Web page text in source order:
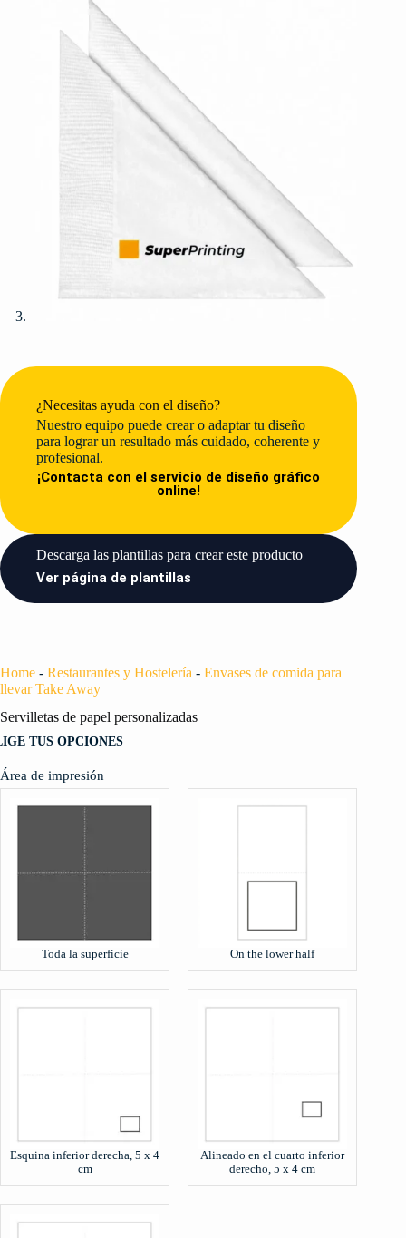
¿Necesitas ayuda con el diseño?
Nuestro equipo puede crear o adaptar tu diseño
para lograr un resultado más cuidado, coherente y
profesional.
¡Contacta con el servicio de diseño gráfico
online!
Descarga las plantillas para crear este producto​
Ver página de plantillas
Home - Restaurantes y Hostelería - Envases de comida para
llevar Take Away
Servilletas de papel personalizadas
TUS OPCIONES
Área de impresión
Toda la superficie On the lower half
Esquina inferior derecha, 5 x 4
cm
Alineado en el cuarto inferior
derecho, 5 x 4 cm